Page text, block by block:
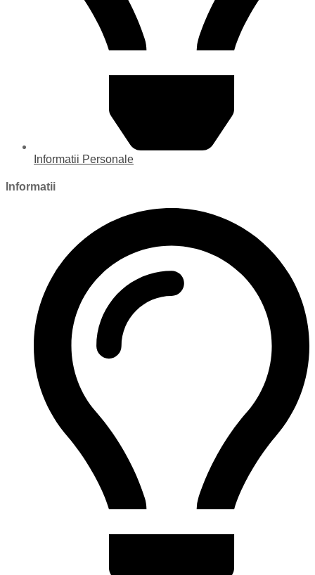
Informatii Personale
Informatii